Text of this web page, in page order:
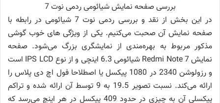
بررسی صفحه نمایش شیائومی ردمی نوت 7
در این بخش از نقد و بررسی ردمی نوت 7 شیائومی در رابطه با
صفحه نمایش آن صحبت می‌کنیم. یکی از ویژگی های خوب گوشی
مذکور مربوط به بهره‌مندی از نمایشگری بزرگ می‌شود. صفحه
نمایش Redmi Note 7 شیائومی 6.3 اینچی و از نوع IPS LCD است
و رزولوشن 2340 در 1080 پیکسل یا اصطلاحا فول اچ دی پلاس را
ارائه می‌کند. نسبت تصویر 19.5 به 9 توسط آن ارائه شده و تراکم
پیکسلی آن به چیزی در حدود 409 پیکسل در هر اینچ می‌رسد که